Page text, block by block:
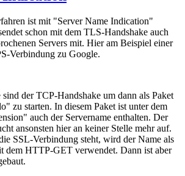
ist mit "Server Name Indication"
schon mit dem TLS-Handshake auch
Servers mit. Hier am Beispiel einer
Verbindung zu Google.
der TCP-Handshake um dann als Paket
zu starten. In diesem Paket ist unter dem
auch der Servername enthalten. Der
ansonsten hier an keiner Stelle mehr auf.
SSL-Verbindung steht, wird der Name als
dem HTTP-GET verwendet. Dann ist aber